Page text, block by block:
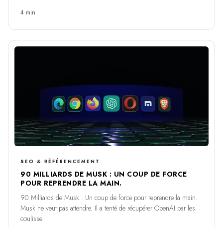
4 min
SEO & RÉFÉRENCEMENT
90 MILLIARDS DE MUSK : UN COUP DE FORCE
POUR REPRENDRE LA MAIN.
90 Milliards de Musk : Un coup de force pour reprendre la main.
Musk ne veut pas attendre. Il a tenté de récupérer OpenAI par les
coulisse